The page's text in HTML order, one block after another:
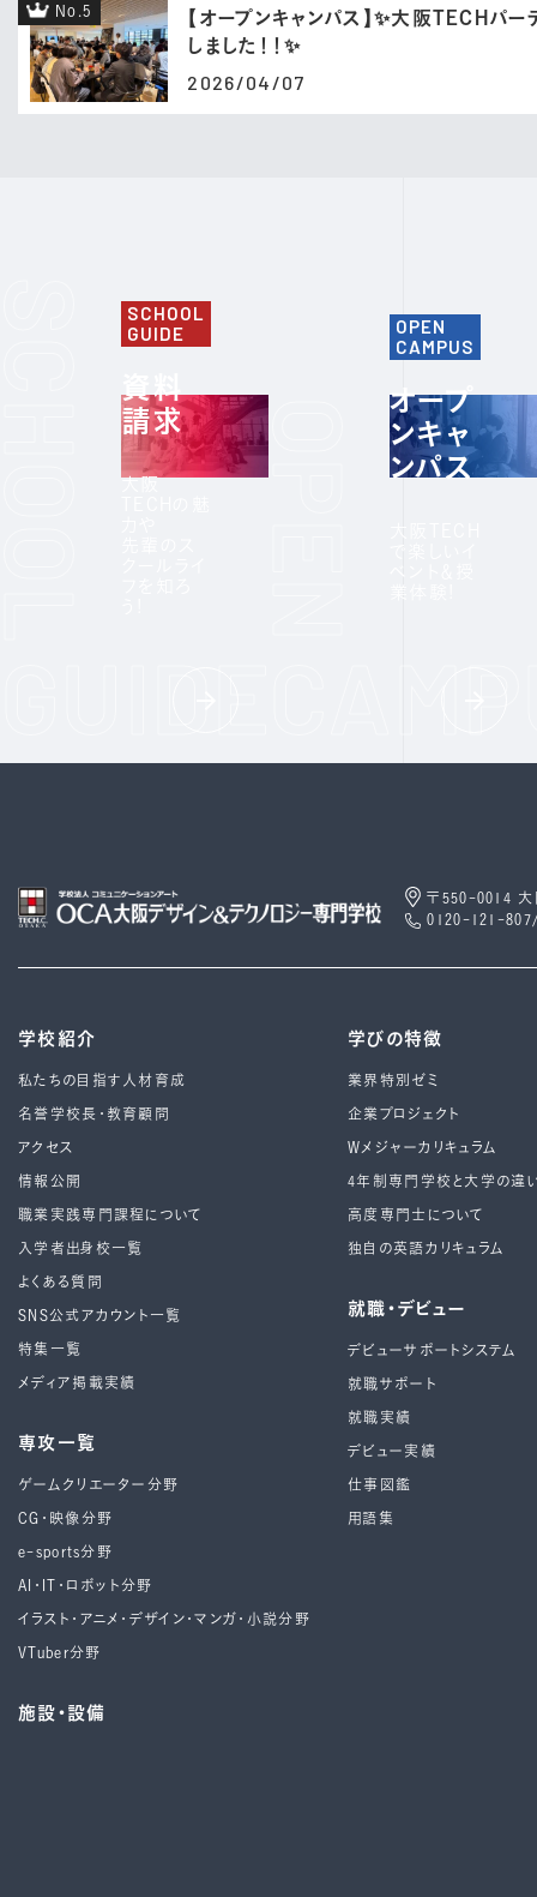
No.5
【オープンキャンパス】✨大阪TECHパ
しました！！✨
2026/04/07
SCHOOL
GUIDE
資料
請求
大阪
OPEN
CAMPUS
オープ
ンキャ
ンパス
で楽しいイ
ベント＆授
業体験!
〒550-0014 大
0120-121-
学校紹介
私たちの目指す人材育成
名誉学校長・教育顧問
アクセス
情報公開
職業実践専門課程について
入学者出身校一覧
よくある質問
SNS公式アカウント一覧
特集一覧
メディア掲載実績
専攻一覧
ゲームクリエーター分野
CG・映像分野
e-sports分野
AI・IT・ロボット分野
イラスト・アニメ・デザイン・マンガ・小説分野
VTuber分野
施設・設備
学びの特徴
業界特別ゼミ
企業プロジェクト
Wメジャーカリキュラム
4年制専⾨学校と⼤学の違
高度専門士について
独自の英語カリキュラム
就職・デビュー
デビューサポートシステム
就職サポート
就職実績
デビュー実績
仕事図鑑
用語集